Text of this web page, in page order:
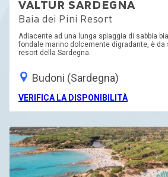
VALTUR SARDEGNA
Baia dei Pini Resort
Adiacente ad una lunga spiaggia di sabbia
fondale marino dolcemente digradante, è da
resort della Sardegna.
Budoni (Sardegna)
VERIFICA LA DISPONIBILITÀ